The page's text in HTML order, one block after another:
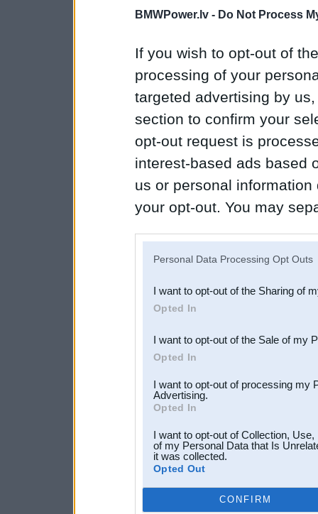
BMWPower.lv - Do Not Process
If you wish to opt-out of
processing of your
targeted advertising by
section to confirm your
opt-out request is
interest-based ads based
us or personal
your opt-out. You may
Downstream Participants
third parties.
Personal Data Processing Opt Outs
I want to opt-out of the Sharing of
Opted In
I want to opt-out of the Sale of my
Opted In
I want to opt-out of processing my
Advertising.
Opted In
I want to opt-out of Collection,
of my Personal Data that Is
it was collected.
Opted Out
CONFIRM